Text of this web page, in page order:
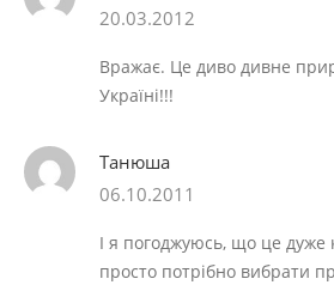
20.03.2012
Вражає. Це диво дивне
Україні!!!
Танюша
06.10.2011
І я погоджуюсь, що це дуже
просто потрібно вибрати